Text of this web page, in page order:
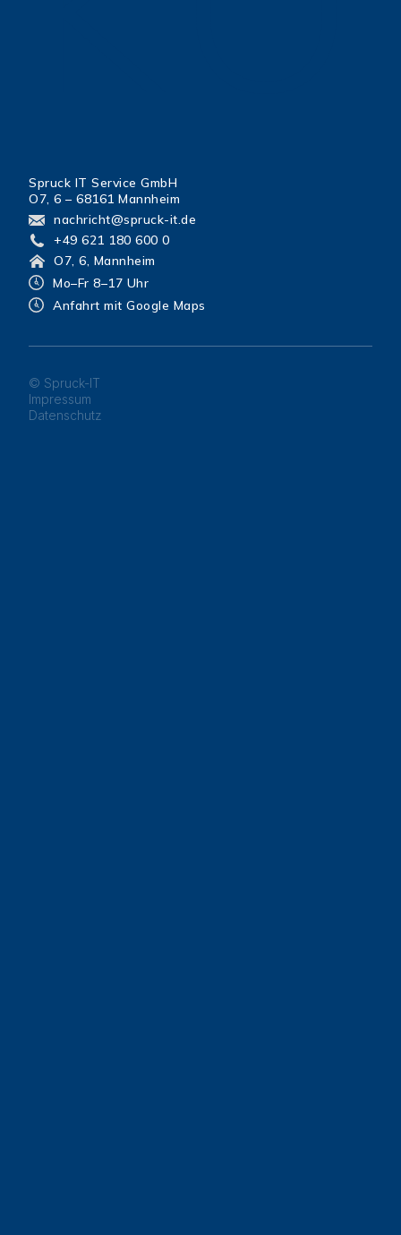
Spruck IT Service GmbH
O7, 6 – 68161 Mannheim
nachricht@spruck-it.de
+49 621 180 600 0
O7, 6, Mannheim
Mo–Fr 8–17 Uhr
Anfahrt mit Google Maps
© Spruck-IT
Impressum
Datenschutz